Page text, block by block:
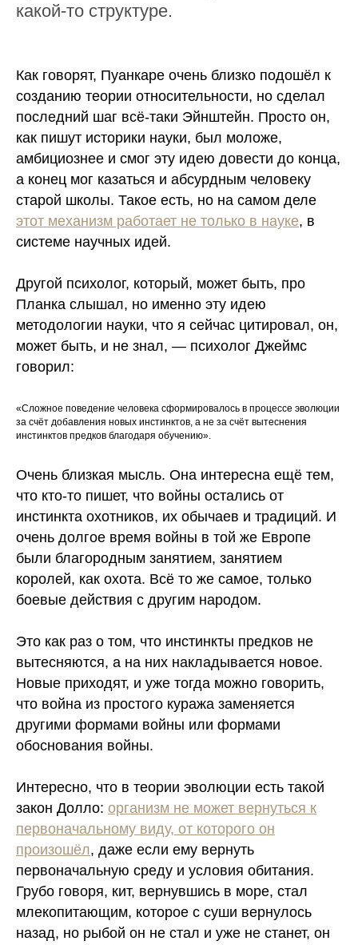
какой-то структуре.
Как говорят, Пуанкаре очень близко подошёл к
созданию теории относительности, но сделал
последний шаг всё-таки Эйнштейн. Просто он,
как пишут историки науки, был моложе,
амбициознее и смог эту идею довести до конца,
а конец мог казаться и абсурдным человеку
старой школы. Такое есть, но на самом деле
этот механизм работает не только в науке, в
системе научных идей.
Другой психолог, который, может быть, про
Планка слышал, но именно эту идею
методологии науки, что я сейчас цитировал, он,
может быть, и не знал, — психолог Джеймс
говорил:
«Сложное поведение человека сформировалось в процессе эволюции
за счёт добавления новых инстинктов, а не за счёт вытеснения
инстинктов предков благодаря обучению».
Очень близкая мысль. Она интересна ещё тем,
что кто-то пишет, что войны остались от
инстинкта охотников, их обычаев и традиций. И
очень долгое время войны в той же Европе
были благородным занятием, занятием
королей, как охота. Всё то же самое, только
боевые действия с другим народом.
Это как раз о том, что инстинкты предков не
вытесняются, а на них накладывается новое.
Новые приходят, и уже тогда можно говорить,
что война из простого куража заменяется
другими формами войны или формами
обоснования войны.
Интересно, что в теории эволюции есть такой
закон Долло: организм не может вернуться к
первоначальному виду, от которого он
произошёл, даже если ему вернуть
первоначальную среду и условия обитания.
Грубо говоря, кит, вернувшись в море, стал
млекопитающим, которое с суши вернулось
назад, но рыбой он не стал и уже не станет, он